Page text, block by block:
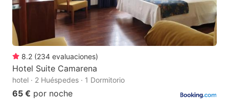
8.2 (234 evaluaciones)
Hotel Suite Camarena
hotel · 2 Huéspedes · 1 Dormitorio
65 € por noche